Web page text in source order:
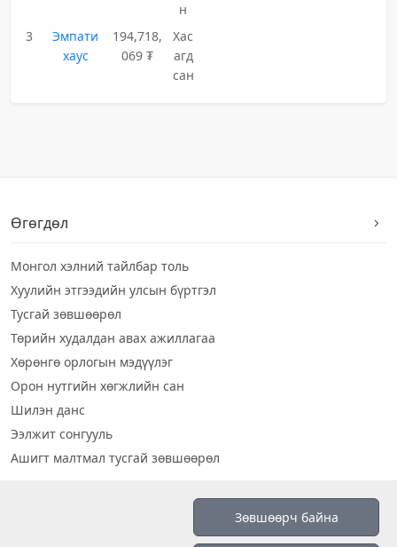
н
3
Эмпати
хаус
194,718,
069 ₮
Хас
агд
сан
Өгөгдөл
Монгол хэлний тайлбар толь
Хуулийн этгээдийн улсын бүртгэл
Тусгай зөвшөөрөл
Төрийн худалдан авах ажиллагаа
Хөрөнгө орлогын мэдүүлэг
Орон нутгийн хөгжлийн сан
Шилэн данс
Ээлжит сонгууль
Ашигт малтмал тусгай зөвшөөрөл
Зөвшөөрч байна